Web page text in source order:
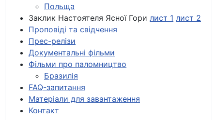
Польща
Заклик Настоятеля Ясної Гори лист 1 лист 2
Проповіді та свідчення
Прес-релізи
Документальні фільми
Фільми про паломництво
Бразилія
FAQ-запитання
Матеріали для завантаження
Контакт